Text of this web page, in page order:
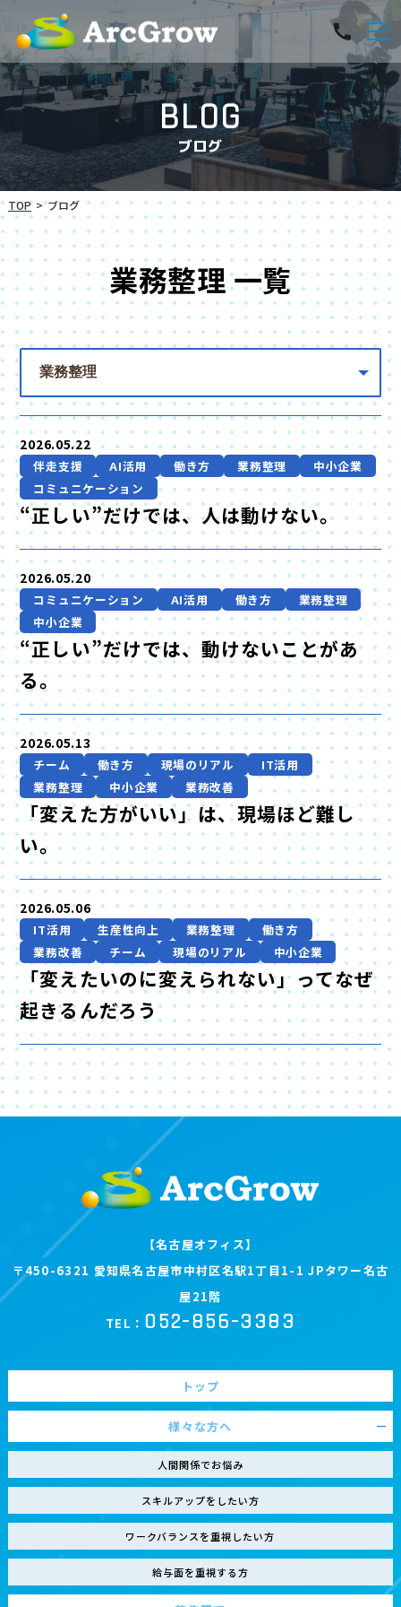
BLOG
ブログ
TOP ブログ
業務整理 一覧
2026.05.22
伴走支援 AI活用 働き方 業務整理
中小企業
コミュニケーション
“正しい”だけでは、人は動けない。
2026.05.20
コミュニケーション AI活用 働き方
業務整理
中小企業
“正しい”だけでは、動けないことがあ
る。
2026.05.13
チーム 働き方 現場のリアル
IT活用
業務整理
中小企業 業務改善
「変えた方がいい」は、現場ほど難し
い。
2026.05.06
IT活用 生産性向上 業務整理
働き方
業務改善
チーム 現場のリアル 中小企業
「変えたいのに変えられない」ってなぜ
起きるんだろう
【名古屋オフィス】
〒450-6321 愛知県名古屋市中村区名駅1丁目1-1 JPタワー名古
屋21階
TEL： 052-856-3383
トップ
様々な方へ
人間関係でお悩み
スキルアップをしたい方
ワークバランスを重視したい方
給与面を重視する方